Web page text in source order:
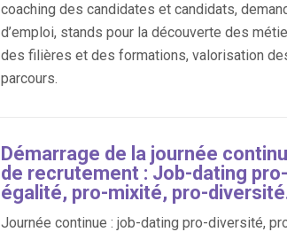
coaching des candidates et candidats,
d’emploi, stands pour la découverte des
des filières et des formations, valorisation
parcours.
Démarrage de la journée
de recrutement : Job-dating pro-
égalité, pro-mixité, pro-
Journée continue : job-dating pro-diversité,